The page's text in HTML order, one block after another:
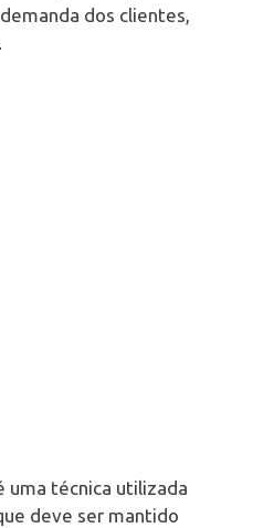
dos clientes,
uma técnica utilizada
deve ser mantido